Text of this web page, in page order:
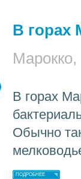
В горах
В горах
Обычно
ПОДРОБНЕЕ